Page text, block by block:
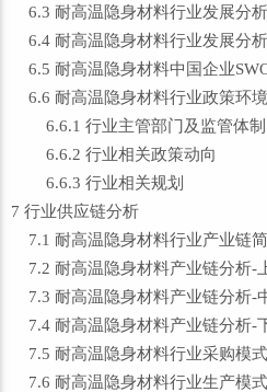
6.3 耐高温隐身材料行业发展分
6.4 耐高温隐身材料行业发展分
6.5 耐高温隐身材料中国企业
6.6 耐高温隐身材料行业政策环
6.6.1 行业主管部门及监管体制
6.6.2 行业相关政策动向
6.6.3 行业相关规划
7 行业供应链分析
7.1 耐高温隐身材料行业产业链
7.2 耐高温隐身材料产业链分析-
7.3 耐高温隐身材料产业链分析-
7.4 耐高温隐身材料产业链分析-
7.5 耐高温隐身材料行业采购模式
7.6 耐高温隐身材料行业生产模式